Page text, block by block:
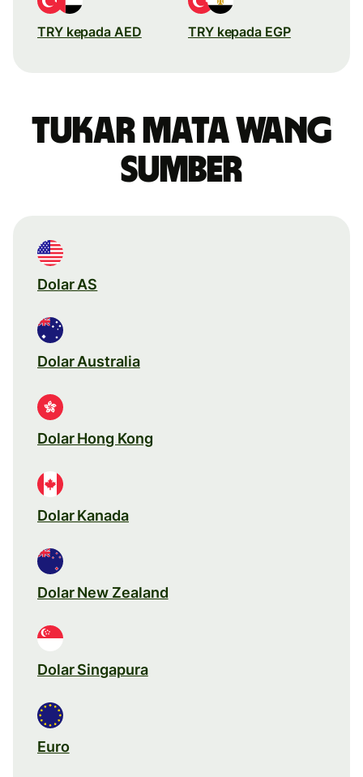
TRY kepada AED TRY kepada EGP
Tukar mata wang
sumber
Dolar AS
Dolar Australia
Dolar Hong Kong
Dolar Kanada
Dolar New Zealand
Dolar Singapura
Euro